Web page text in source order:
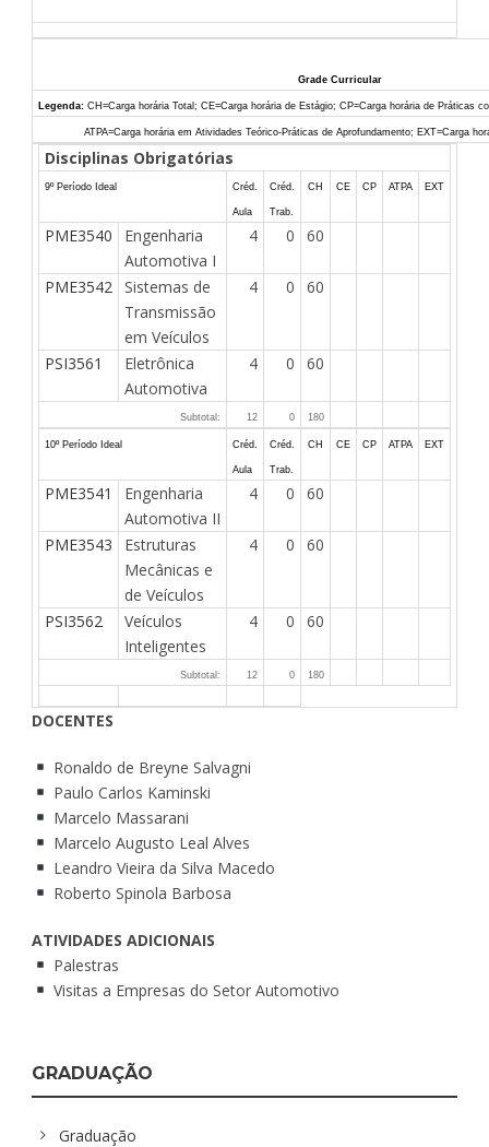
Grade Curricular
Legenda: CH=Carga horária Total; CE=Carga horária de Estágio; CP=Carga horária de Práticas
ATPA=Carga horária em Atividades Teórico-Práticas de Aprofundamento; EXT=Carga
Disciplinas Obrigatórias
9º Período Ideal Créd.
Aula
Créd.
Trab.
CH CE CP ATPA EXT
PME3540
Engenharia
Automotiva I
4 0 60
PME3542
Sistemas de
Transmissão
em Veículos
4 0 60
PSI3561
Eletrônica
Automotiva
4 0 60
Subtotal: 12 0 180
10º Período Ideal Créd.
Aula
Créd.
Trab.
CH CE CP ATPA EXT
PME3541
Engenharia
Automotiva II
4 0 60
PME3543
Estruturas
Mecânicas e
de Veículos
4 0 60
PSI3562
Veículos
Inteligentes
4 0 60
Subtotal: 12 0 180
DOCENTES
Ronaldo de Breyne Salvagni
Paulo Carlos Kaminski
Marcelo Massarani
Marcelo Augusto Leal Alves
Leandro Vieira da Silva Macedo
Roberto Spinola Barbosa
ATIVIDADES ADICIONAIS
Palestras
Visitas a Empresas do Setor Automotivo
GRADUAÇÃO
Graduação